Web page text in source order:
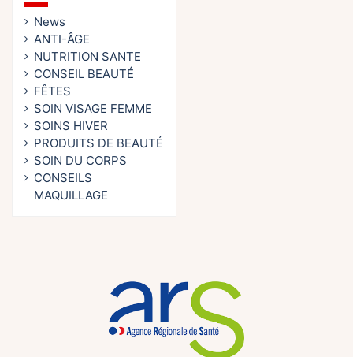
News
ANTI-ÂGE
NUTRITION SANTE
CONSEIL BEAUTÉ
FÊTES
SOIN VISAGE FEMME
SOINS HIVER
PRODUITS DE BEAUTÉ
SOIN DU CORPS
CONSEILS
MAQUILLAGE